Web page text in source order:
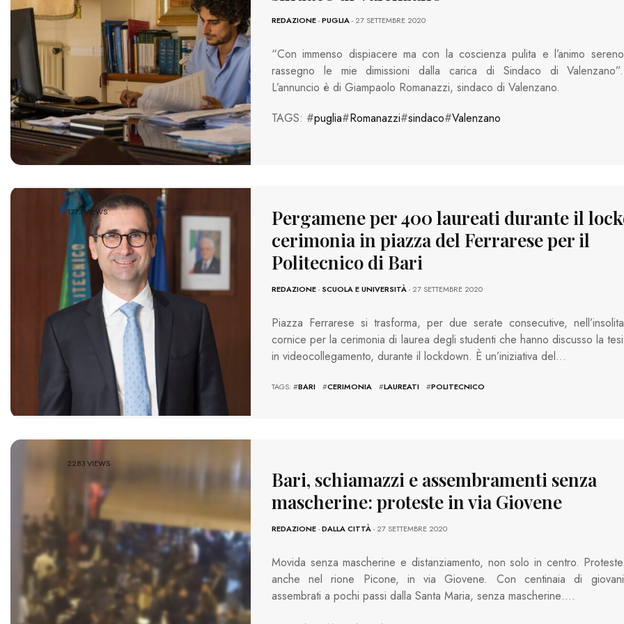
REDAZIONE-PUGLIA- 27 SETTEMBRE 2020
“Con immenso dispiacere ma con la coscienza pulita e l’animo sereno
rassegno le mie dimissioni dalla carica di Sindaco di Valenzano”.
L’annuncio è di Giampaolo Romanazzi, sindaco di Valenzano.
TAGS: #puglia#Romanazzi#sindaco#Valenzano
1773 VIEWS
Pergamene per 400 laureati durante il
cerimonia in piazza del Ferrarese per il
Politecnico di Bari
REDAZIONE-SCUOLA E UNIVERSITÀ- 27 SETTEMBRE 2020
Piazza Ferrarese si trasforma, per due serate consecutive, nell’insolita
cornice per la cerimonia di laurea degli studenti che hanno discusso la tesi
in videocollegamento, durante il lockdown. È un’iniziativa del…
TAGS: #BARI #CERIMONIA #LAUREATI #POLITECNICO
2283 VIEWS
Bari, schiamazzi e assembramenti senza
mascherine: proteste in via Giovene
REDAZIONE-DALLA CITTÀ- 27 SETTEMBRE 2020
Movida senza mascherine e distanziamento, non solo in centro. Proteste
anche nel rione Picone, in via Giovene. Con centinaia di giovani
assembrati a pochi passi dalla Santa Maria, senza mascherine….